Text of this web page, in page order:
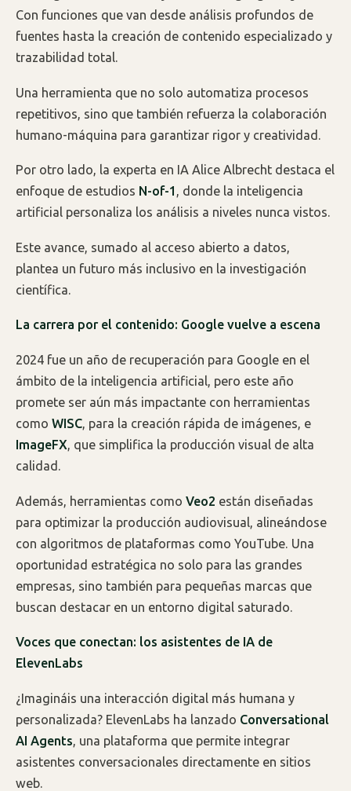
Con funciones que van desde análisis profundos de
fuentes hasta la creación de contenido especializado y
trazabilidad total.
Una herramienta que no solo automatiza procesos
repetitivos, sino que también refuerza la colaboración
humano-máquina para garantizar rigor y creatividad.
Por otro lado, la experta en IA Alice Albrecht destaca el
enfoque de estudios N-of-1 , donde la inteligencia
artificial personaliza los análisis a niveles nunca vistos.
Este avance, sumado al acceso abierto a datos,
plantea un futuro más inclusivo en la investigación
científica.
La carrera por el contenido: Google vuelve a escena
2024 fue un año de recuperación para Google en el
ámbito de la inteligencia artificial, pero este año
promete ser aún más impactante con herramientas
como WISC, para la creación rápida de imágenes, e
ImageFX, que simplifica la producción visual de alta
calidad.
Además, herramientas como Veo2 están diseñadas
para optimizar la producción audiovisual, alineándose
con algoritmos de plataformas como YouTube. Una
oportunidad estratégica no solo para las grandes
empresas, sino también para pequeñas marcas que
buscan destacar en un entorno digital saturado.
Voces que conectan: los asistentes de IA de
ElevenLabs
¿Imagináis una interacción digital más humana y
personalizada? ElevenLabs ha lanzado Conversational
AI Agents, una plataforma que permite integrar
asistentes conversacionales directamente en sitios
web.